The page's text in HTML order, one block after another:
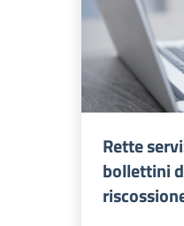
Rette
bollettini